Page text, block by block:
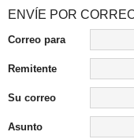
ENVÍE POR
Correo para
Remitente
Su correo
Asunto